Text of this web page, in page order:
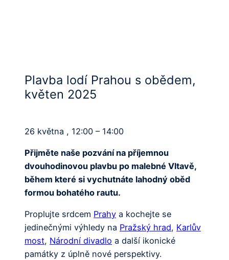
Plavba lodí Prahou s obědem,
květen 2025
26 května , 12:00 – 14:00
Přijměte naše pozvání na příjemnou
dvouhodinovou plavbu po malebné Vltavě,
během které si vychutnáte lahodný oběd
formou bohatého rautu.
Proplujte srdcem Prahy a kochejte se
jedinečnými výhledy na Pražský hrad, Karlův
most, Národní divadlo a další ikonické
památky z úplně nové perspektivy.